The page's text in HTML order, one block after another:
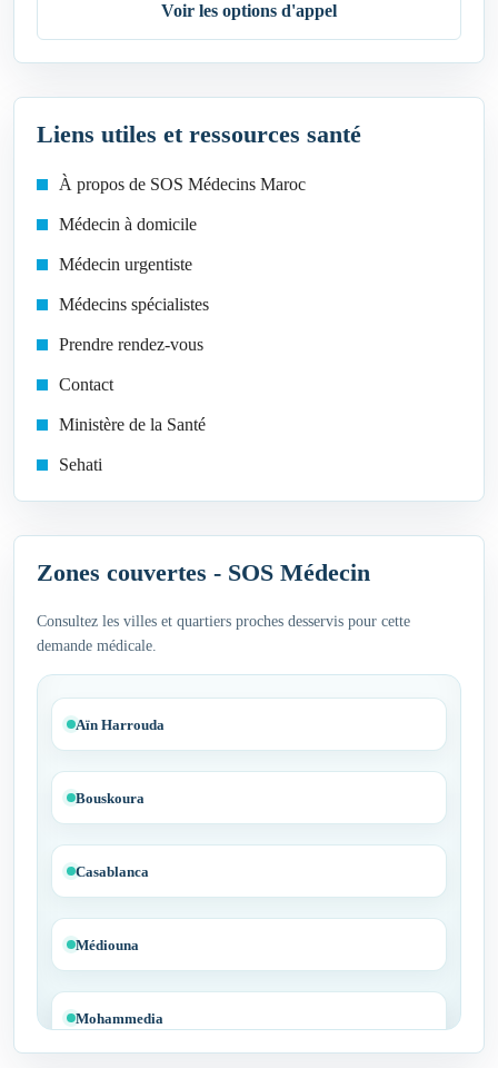
Voir les options d'appel
Liens utiles et ressources santé
À propos de SOS Médecins Maroc
Médecin à domicile
Médecin urgentiste
Médecins spécialistes
Prendre rendez-vous
Contact
Ministère de la Santé
Sehati
Zones couvertes - SOS Médecin
Consultez les villes et quartiers proches desservis pour cette
demande médicale.
Aïn Harrouda
Bouskoura
Casablanca
Médiouna
Mohammedia